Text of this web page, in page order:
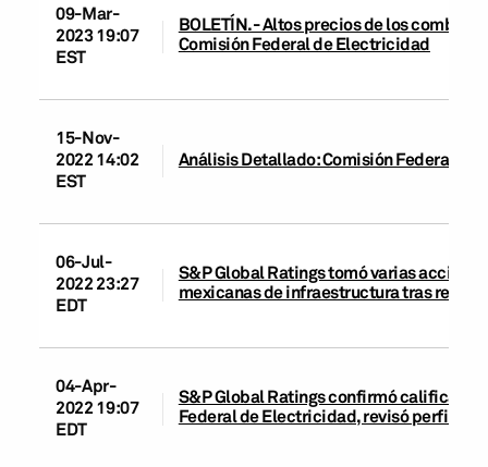
09-Mar-
2023 19:07
EST
BOLETÍN.- Altos precios de los
Comisión Federal de Electricidad
15-Nov-
2022 14:02
EST
Análisis Detallado: Comisión Federal de
06-Jul-
2022 23:27
EDT
S&P Global Ratings tomó varias
mexicanas de infraestructura tras
04-Apr-
2022 19:07
EDT
S&P Global Ratings confirmó
Federal de Electricidad, revisó perfil